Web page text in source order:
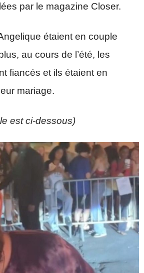
par le magazine Closer.
étaient en couple
au cours de l’été, les
fiancés et ils étaient en
mariage.
est ci-dessous)